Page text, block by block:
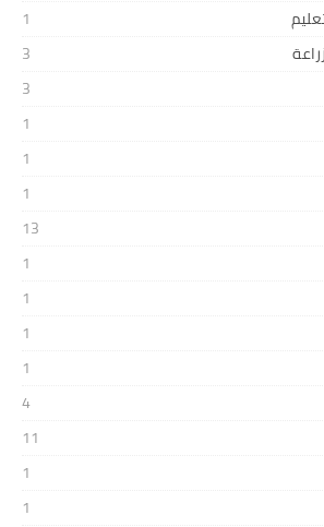
1
3
3
1
1
1
13
1
1
1
1
4
11
1
1